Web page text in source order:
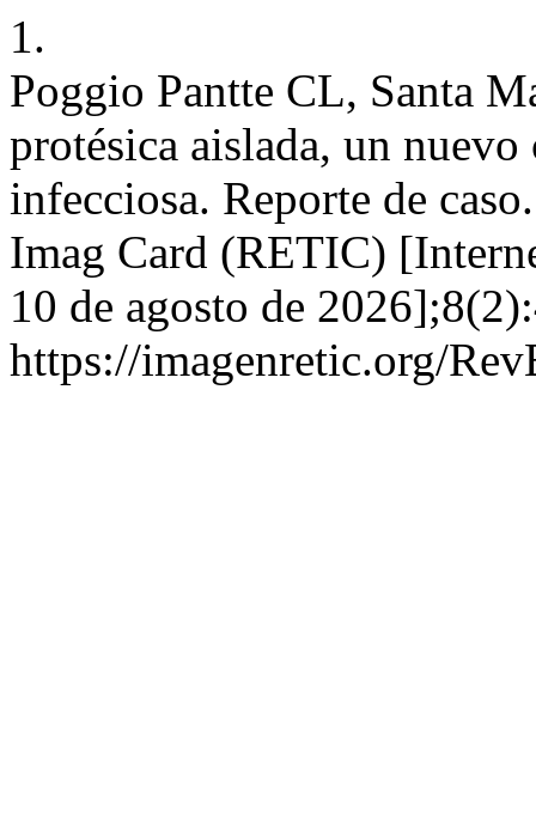
1.
Poggio Pantte CL, Santa
protésica aislada, un
infecciosa. Reporte de
Imag Card (RETIC)
10 de agosto de
https://imagenretic.org/